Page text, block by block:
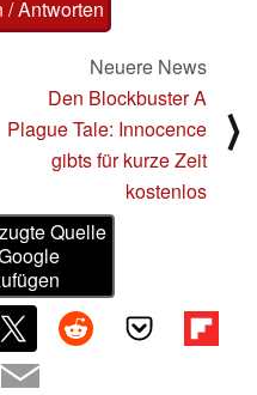
/ Antworten
Neuere News
Den Blockbuster A
Plague Tale: Innocence
gibts für kurze Zeit
kostenlos
⟩
Quelle